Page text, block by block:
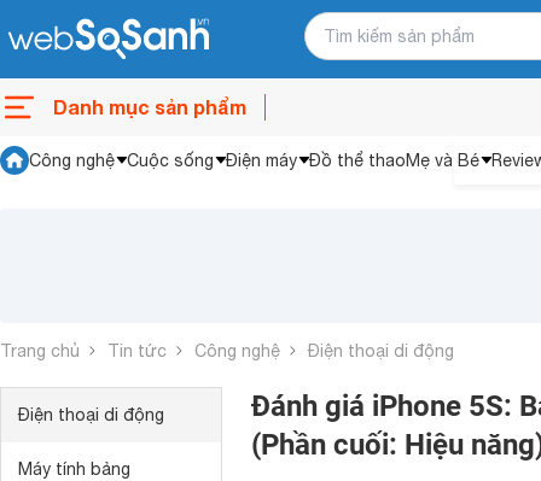
Danh mục sản phẩm
Công nghệ Cuộc sống Điện máy Đồ thể thaoMẹ và Bé
Trang chủ Tin tức Công nghệ Điện thoại di động
Điện thoại di động
Máy tính bảng
Đánh giá iPhone 5S:
(Phần cuối: Hiệu